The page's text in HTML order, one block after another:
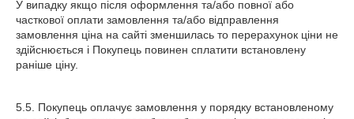
У випадку якщо після оформлення та/або повної або
часткової оплати замовлення та/або відправлення
замовлення ціна на сайті зменшилась то перерахунок ціни не
здійснюється і Покупець повинен сплатити встановлену
раніше ціну.
5.5. Покупець оплачує замовлення у порядку встановленому